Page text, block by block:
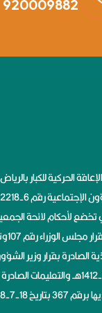
920009882
الحركية للكبار
والتي تخضع لأحكام لائحة
الصادرة بقرار وزير
760 وتاريخ 30-1-1412هــ
18-7-1428هــ.